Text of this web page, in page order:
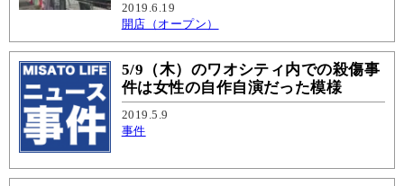
2019.6.19
開店（オープン）
5/9（木）のワオシティ内での殺傷事
件は女性の自作自演だった模様
2019.5.9
事件